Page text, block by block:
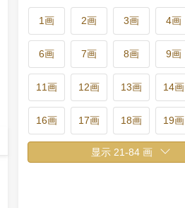
1画 2画 3画 4画
6画 7画 8画 9画
11画 12画 13画 14画
16画 17画 18画 19画
22画 23画 24画